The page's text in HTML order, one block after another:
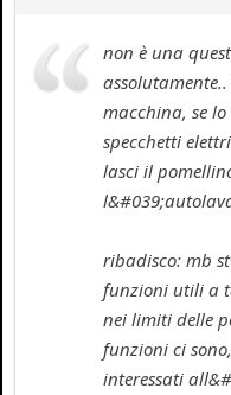
non è una
macchina, se
specchetti
lasci il
ribadisco: mb
funzioni utili a
nei limiti delle
funzioni ci
interessati